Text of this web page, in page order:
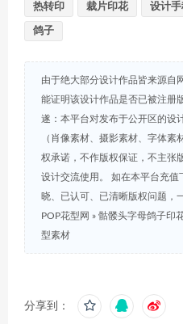
热转印 裁片印花 设计手
鸽子
由于绝大部分设计作品皆来源自
能证明该设计作品是否已被注册
遂：本平台对发布于公开区的设
（肖像素材、摄影素材、字体
权承诺，不作版权保证，不主张
设计交流使用。 如在本平台充值
晓、已认可、已清晰版权问题，
POP花型网 » 骷髅头字母鸽子印
型素材
分享到：